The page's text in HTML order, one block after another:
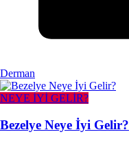
Derman
NEYE İYİ GELİR?
Bezelye Neye İyi Gelir?